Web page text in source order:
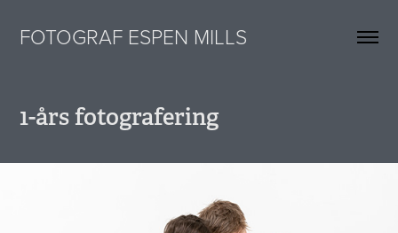
FOTOGRAF ESPEN MILLS
1-års fotografering